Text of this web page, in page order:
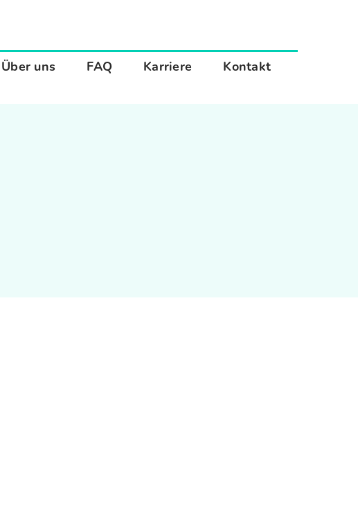
Über uns FAQ Karriere Kontakt